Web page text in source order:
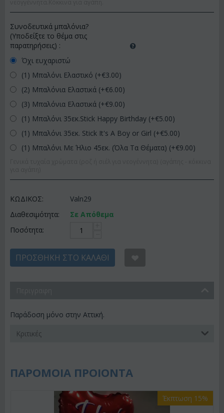
Συνοδευτικά μπαλόνια?
(Υποδείξτε το θέμα στις
παρατηρήσεις) :
Όχι ευχαριστώ
(1) Μπαλόνι Ελαστικό (+€3.00)
(2) Μπαλόνια Ελαστικά (+€6.00)
(3) Μπαλόνια Ελαστικά (+€9.00)
(1) Μπαλόνι 35εκ.Stick Happy Birthday (+€5.00)
(1) Μπαλόνι 35εκ. Stick It's A Boy or Girl (+€5.00)
(1) Μπαλόνι Με Ήλιο 45εκ. (Όλα Τα Θέματα) (+€9.00)
ΚΩΔΙΚΟΣ:
Valn29
Διαθεσιμότητα:
Σε Απόθεμα
Ποσότητα:
ΠΡΟΣΘΉΚΗ ΣΤΟ ΚΑΛΆΘΙ
Παράδοση μόνο στην Αττική.
Κριτικές
ΠΑΡΟΜΟΙΑ ΠΡΟΙΟΝΤΑ
Έκπτωση 15%